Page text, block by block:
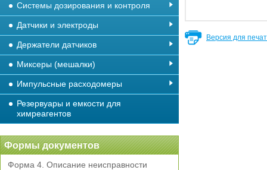
Версия для
Системы дозирования и контроля
Датчики и электроды
Держатели датчиков
Миксеры (мешалки)
Импульсные расходомеры
Резервуары и емкости для
химреагентов
Формы документов
Форма 4. Описание неисправности